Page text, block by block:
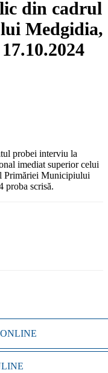
din cadrul
Medgidia,
probei interviu la
imediat superior celui
Primăriei Municipiului
proba scrisă.
ONLINE